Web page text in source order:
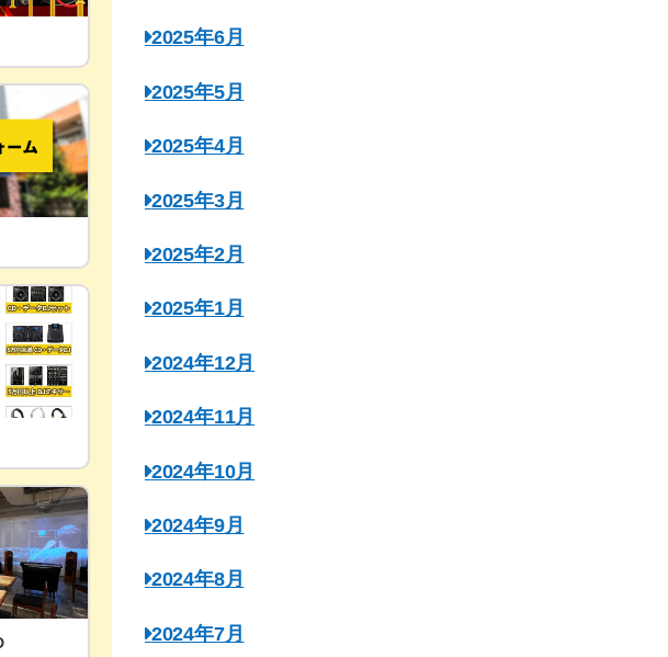
2025年6月
2025年5月
2025年4月
2025年3月
2025年2月
2025年1月
2024年12月
2024年11月
2024年10月
2024年9月
2024年8月
2024年7月